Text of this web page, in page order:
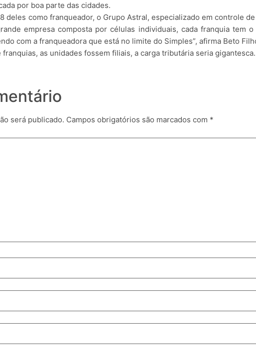
por boa parte das cidades.
deles como franqueador, o Grupo Astral, especializado em controle
empresa composta por células individuais, cada franquia tem
com a franqueadora que está no limite do Simples”, afirma Beto
as unidades fossem filiais, a carga tributária seria
será publicado. Campos obrigatórios são marcados com *